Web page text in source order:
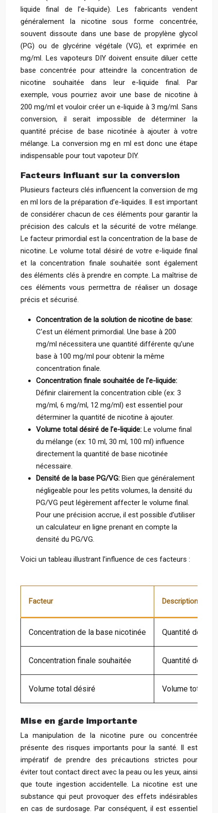
liquide final de l’e-liquide). Les fabricants vendent
généralement la nicotine sous forme concentrée,
souvent dissoute dans une base de propylène glycol
(PG) ou de glycérine végétale (VG), et exprimée en
mg/ml. Les vapoteurs DIY doivent ensuite diluer cette
base concentrée pour atteindre la concentration de
nicotine souhaitée dans leur e-liquide final. Par
exemple, vous pourriez avoir une base de nicotine à
200 mg/ml et vouloir créer un e-liquide à 3 mg/ml. Sans
conversion, il serait impossible de déterminer la
quantité précise de base nicotinée à ajouter à votre
mélange. La conversion mg en ml est donc une étape
indispensable pour tout vapoteur DIY.
Facteurs influant sur la conversion
Plusieurs facteurs clés influencent la conversion de mg
en ml lors de la préparation d’e-liquides. Il est important
de considérer chacun de ces éléments pour garantir la
précision des calculs et la sécurité de votre mélange.
Le facteur primordial est la concentration de la base de
nicotine. Le volume total désiré de votre e-liquide final
et la concentration finale souhaitée sont également
des éléments clés à prendre en compte. La maîtrise de
ces éléments vous permettra de réaliser un dosage
précis et sécurisé.
Concentration de la solution de nicotine de base:
C’est un élément primordial. Une base à 200
mg/ml nécessitera une quantité différente qu’une
base à 100 mg/ml pour obtenir la même
concentration finale.
Concentration finale souhaitée de l’e-liquide:
Définir clairement la concentration cible (ex: 3
mg/ml, 6 mg/ml, 12 mg/ml) est essentiel pour
déterminer la quantité de nicotine à ajouter.
Volume total désiré de l’e-liquide: Le volume final
du mélange (ex: 10 ml, 30 ml, 100 ml) influence
directement la quantité de base nicotinée
nécessaire.
Densité de la base PG/VG: Bien que généralement
négligeable pour les petits volumes, la densité du
PG/VG peut légèrement affecter le volume final.
Pour une précision accrue, il est possible d’utiliser
un calculateur en ligne prenant en compte la
densité du PG/VG.
Voici un tableau illustrant l’influence de ces facteurs :
Facteur Description
Concentration de la base nicotinée Quantité de
Concentration finale souhaitée Quantité de
Volume total désiré Volume total de
Mise en garde importante
La manipulation de la nicotine pure ou concentrée
présente des risques importants pour la santé. Il est
impératif de prendre des précautions strictes pour
éviter tout contact direct avec la peau ou les yeux, ainsi
que toute ingestion accidentelle. La nicotine est une
substance qui peut provoquer des effets indésirables
en cas de surdosage. Par conséquent, il est essentiel